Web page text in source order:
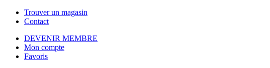
Trouver un magasin
Contact
DEVENIR MEMBRE
Mon compte
Favoris